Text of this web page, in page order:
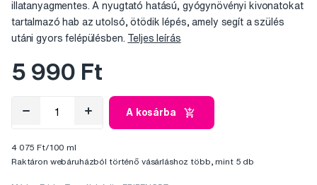
illatanyagmentes. A nyugtató hatású, gyógynövényi kivonatokat
tartalmazó hab az utolsó, ötödik lépés, amely segít a szülés
utáni gyors felépülésben. Teljes leírás
5 990 Ft
A kosárba
4 075 Ft/100 ml
Raktáron webáruházból történő vásárláshoz több, mint 5 db